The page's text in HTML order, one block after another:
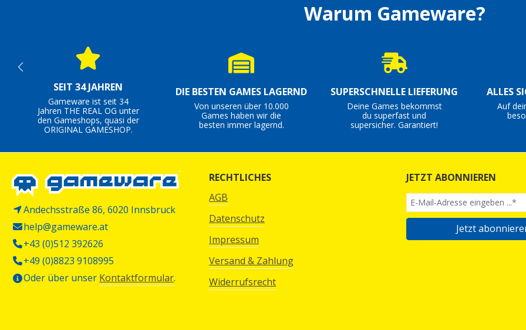
Warum Gameware?
SEIT 34 JAHREN
Gameware ist seit 34
Jahren THE REAL OG unter
den Gameshops, quasi der
ORIGINAL GAMESHOP.
DIE BESTEN GAMES LAGERND
Von unseren über 10.000
Games haben wir die
besten immer lagernd.
SUPERSCHNELLE LIEFERUNG
Deine Games bekommst
du superfast und
supersicher. Garantiert!
ALLES
Auf
Andechsstraße 86, 6020 Innsbruck
help@gameware.at
+43 (0)512 392626
+49 (0)8823 9108995
Oder über unser Kontaktformular.
RECHTLICHES
AGB
Datenschutz
Impressum
Versand & Zahlung
Widerrufsrecht
JETZT ABONNIEREN
Jetzt